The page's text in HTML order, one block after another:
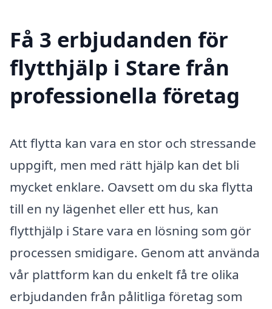
Få 3 erbjudanden för
flytthjälp i Stare från
professionella företag
Att flytta kan vara en stor och stressande
uppgift, men med rätt hjälp kan det bli
mycket enklare. Oavsett om du ska flytta
till en ny lägenhet eller ett hus, kan
flytthjälp i Stare vara en lösning som gör
processen smidigare. Genom att använda
vår plattform kan du enkelt få tre olika
erbjudanden från pålitliga företag som